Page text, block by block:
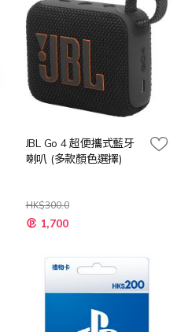
JBL Go 4 超便攜式藍牙
喇叭 (多款顏色選擇)
HK$300.0
1,700